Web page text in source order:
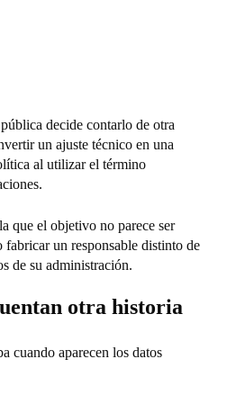
decide contarlo de otra
un ajuste técnico en una
al utilizar el término
que el objetivo no parece ser
un responsable distinto de
de su administración.
otra historia
cuando aparecen los datos